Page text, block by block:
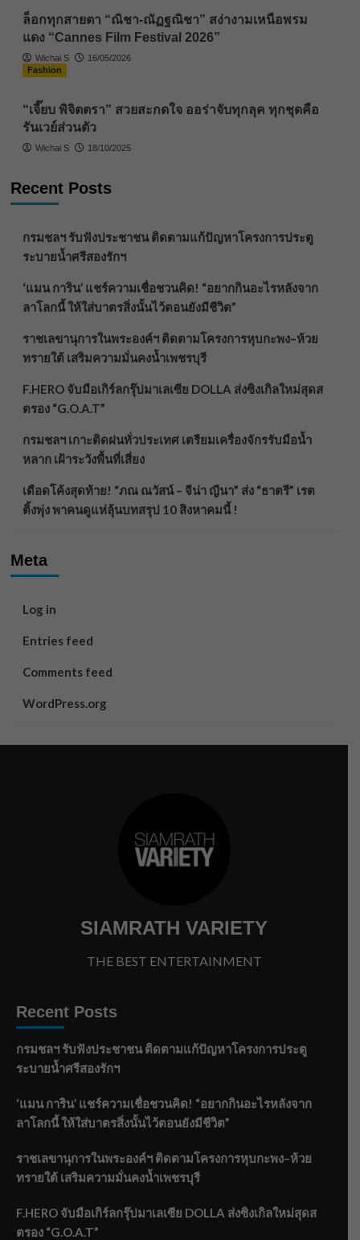
ล็อกทุกสายตา “ณิชา-ณัฏฐณิชา” สง่างามเหนือพรม
แดง “Cannes Film Festival 2026”
Wichai S
16/05/2026
Fashion
“เจี๊ยบ พิจิตตรา” สวยสะกดใจ ออร่าจับทุกลุค ทุกชุดคือ
รันเวย์ส่วนตัว
Wichai S 18/10/2025
Recent Posts
กรมชลฯ รับฟังประชาชน ติดตามแก้ปัญหาโครงการประตู
ระบายน้ำศรีสองรักฯ
‘แมน การิน’ แชร์ความเชื่อชวนคิด! “อยากกินอะไรหลังจาก
ลาโลกนี้ ให้ใส่บาตรสิ่งนั้นไว้ตอนยังมีชีวิต”
ราชเลขานุการในพระองค์ฯ ติดตามโครงการหุบกะพง–ห้วย
ทรายใต้ เสริมความมั่นคงน้ำเพชรบุรี
F.HERO จับมือเกิร์ลกรุ๊ปมาเลเซีย DOLLA ส่งซิงเกิลใหม่สุดส
ตรอง “G.O.A.T”
กรมชลฯ เกาะติดฝนทั่วประเทศ เตรียมเครื่องจักรรับมือน้ำ
หลาก เฝ้าระวังพื้นที่เสี่ยง
เดือดโค้งสุดท้าย! “ภณ ณวัสน์ – จีน่า ญีนา” ส่ง “ธาตรี” เรต
ติ้งพุ่ง พาคนดูแห่ลุ้นบทสรุป 10 สิงหาคมนี้ !
Meta
Log in
Entries feed
Comments feed
WordPress.org
SIAMRATH VARIETY
THE BEST ENTERTAINMENT
Recent Posts
กรมชลฯ รับฟังประชาชน ติดตามแก้ปัญหาโครงการประตู
ระบายน้ำศรีสองรักฯ
‘แมน การิน’ แชร์ความเชื่อชวนคิด! “อยากกินอะไรหลังจาก
ลาโลกนี้ ให้ใส่บาตรสิ่งนั้นไว้ตอนยังมีชีวิต”
ราชเลขานุการในพระองค์ฯ ติดตามโครงการหุบกะพง–ห้วย
ทรายใต้ เสริมความมั่นคงน้ำเพชรบุรี
F.HERO จับมือเกิร์ลกรุ๊ปมาเลเซีย DOLLA ส่งซิงเกิลใหม่สุดส
ตรอง “G.O.A.T”